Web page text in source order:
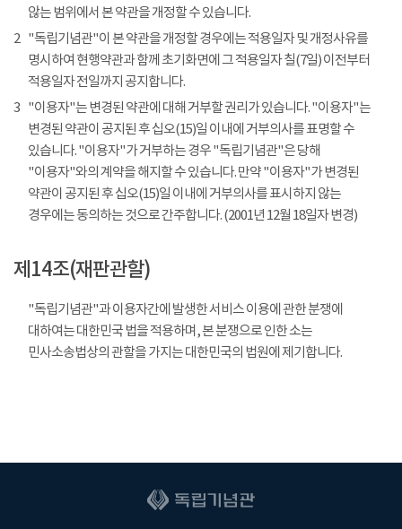
않는 범위에서 본 약관을 개정할 수 있습니다.
2 "독립기념관"이 본 약관을 개정할 경우에는 적용일자 및 개정사유를
명시하여 현행약관과 함께 초기화면에 그 적용일자 칠(7일) 이전부터
적용일자 전일까지 공지합니다.
3 "이용자"는 변경된 약관에 대해 거부할 권리가 있습니다. "이용자"는
변경된 약관이 공지된 후 십오(15)일 이내에 거부의사를 표명할 수
있습니다. "이용자"가 거부하는 경우 "독립기념관"은 당해
"이용자"와의 계약을 해지할 수 있습니다. 만약 "이용자"가 변경된
약관이 공지된 후 십오(15)일 이내에 거부의사를 표시하지 않는
경우에는 동의하는 것으로 간주합니다. (2001년 12월 18일자 변경)
제14조(재판관할)
"독립기념관"과 이용자간에 발생한 서비스 이용에 관한 분쟁에
대하여는 대한민국 법을 적용하며, 본 분쟁으로 인한 소는
민사소송법상의 관할을 가지는 대한민국의 법원에 제기합니다.